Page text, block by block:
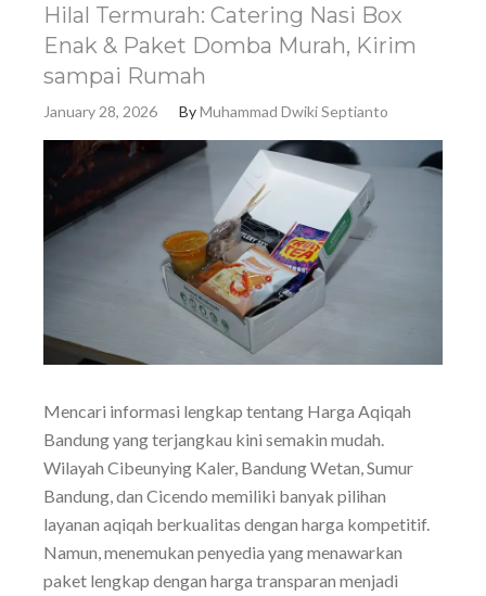
Hilal Termurah: Catering Nasi Box
Enak & Paket Domba Murah, Kirim
sampai Rumah
January 28, 2026 ByMuhammad Dwiki Septianto
Mencari informasi lengkap tentang Harga Aqiqah
Bandung yang terjangkau kini semakin mudah.
Wilayah Cibeunying Kaler, Bandung Wetan, Sumur
Bandung, dan Cicendo memiliki banyak pilihan
layanan aqiqah berkualitas dengan harga kompetitif.
Namun, menemukan penyedia yang menawarkan
paket lengkap dengan harga transparan menjadi